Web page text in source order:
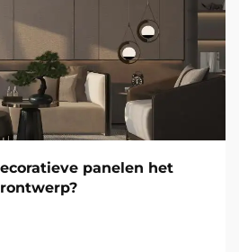
panelen het